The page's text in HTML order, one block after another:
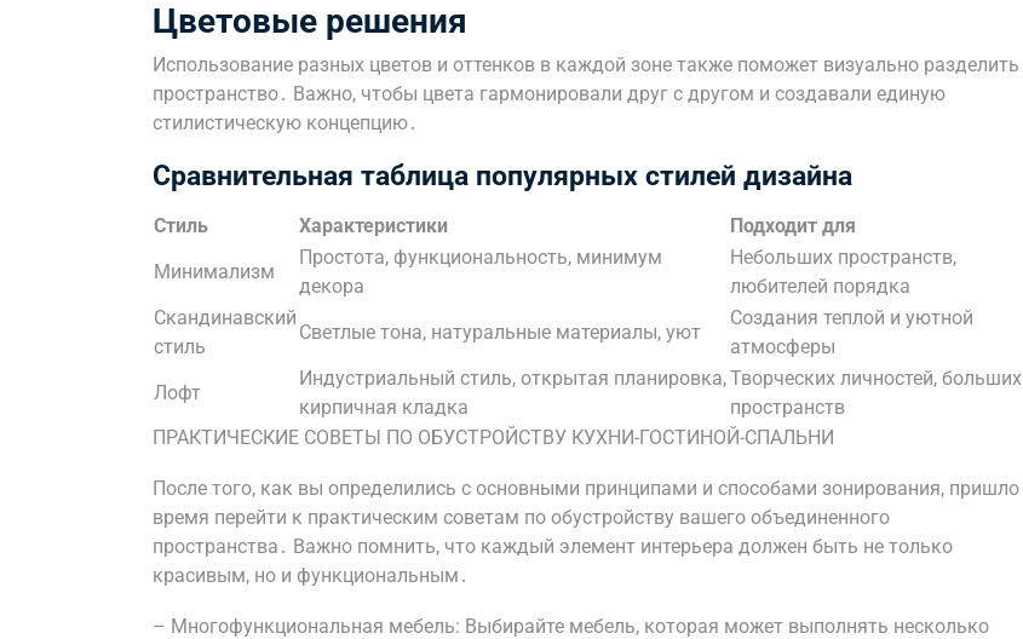
Цветовые решения
Использование разных цветов и оттенков в каждой зоне также поможет визуально разделить
пространство․ Важно, чтобы цвета гармонировали друг с другом и создавали единую
стилистическую концепцию․
Сравнительная таблица популярных стилей дизайна
Стиль Характеристики
Подходит для
Минимализм
Простота, функциональность, минимум
декора
Небольших пространств,
любителей порядка
Скандинавский
стиль
Светлые тона, натуральные материалы, уют
Создания теплой и уютной
атмосферы
Лофт
Индустриальный стиль, открытая планировка,
кирпичная кладка
Творческих личностей, больших
пространств
ПРАКТИЧЕСКИЕ СОВЕТЫ ПО ОБУСТРОЙСТВУ КУХНИ-ГОСТИНОЙ-СПАЛЬНИ
После того, как вы определились с основными принципами и способами зонирования, пришло
время перейти к практическим советам по обустройству вашего объединенного
пространства․ Важно помнить, что каждый элемент интерьера должен быть не только
красивым, но и функциональным․
– Многофункциональная мебель: Выбирайте мебель, которая может выполнять несколько